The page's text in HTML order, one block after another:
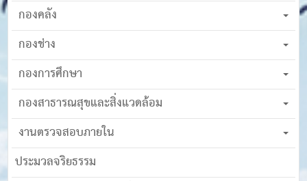
กองคลัง
กองช่าง
กองการศึกษา
กองสาธารณสุขและสิ่งแวดล้อม
งานตรวจสอบภายใน
ประมวลจริยธรรม